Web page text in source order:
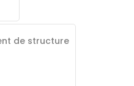
de structure